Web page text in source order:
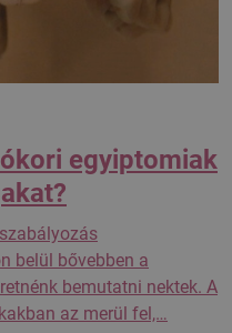
egyiptomiak
belül bővebben a
bemutatni nektek. A
az merül fel,…